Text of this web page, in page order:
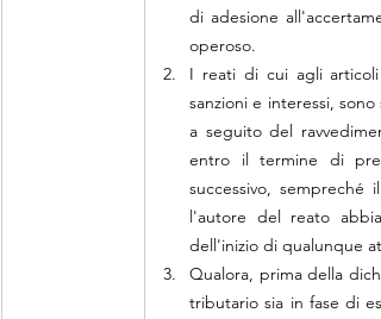
di adesione
operoso.
I reati di cui agli
sanzioni e interessi,
a seguito del
entro il termine di
successivo, sempreché
l'autore del reato
dell'inizio di qualunque
Qualora, prima della
tributario sia in fase di